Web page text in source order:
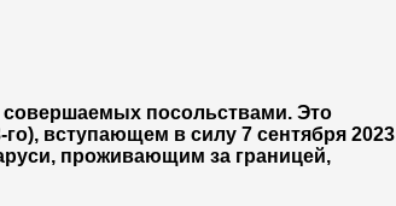
совершаемых посольствами. Это
вступающем в силу 7 сентября 2023
проживающим за границей,